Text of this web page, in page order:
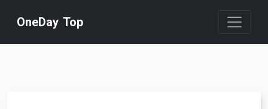
content
OneDay Top